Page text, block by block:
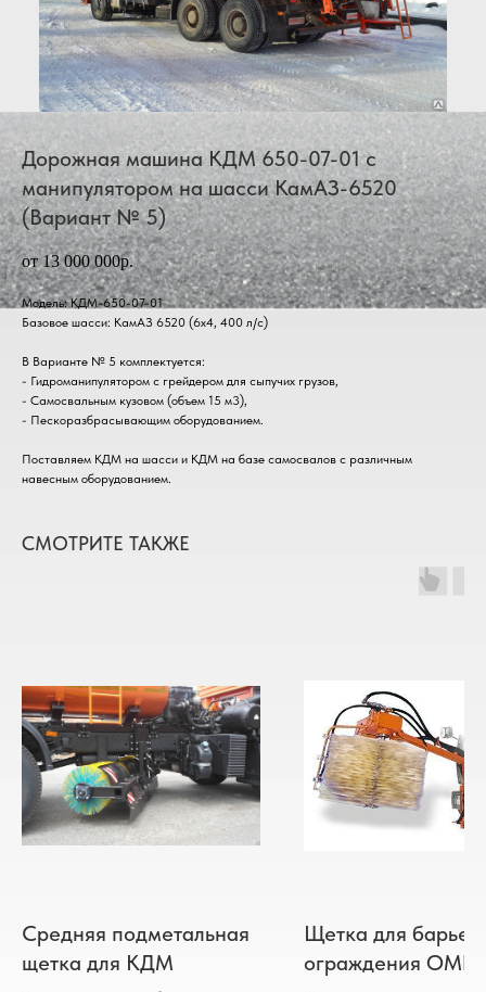
Дорожная машина КДМ 650-07-01 с
манипулятором на шасси КамАЗ-6520
(Вариант № 5)
от 13 000 000р.
Модель: КДМ-650-07-01
Базовое шасси: КамАЗ 6520 (6х4, 400 л/с)
В Варианте № 5 комплектуется:
- Гидроманипулятором с грейдером для сыпучих грузов,
- Самосвальным кузовом (объем 15 м3),
- Пескоразбрасывающим оборудованием.
Поставляем КДМ на шасси и КДМ на базе самосвалов с различным
навесным оборудованием.
СМОТРИТЕ ТАКЖЕ
Средняя подметальная
щетка для КДМ
Щетка для
ограждения ОМБ